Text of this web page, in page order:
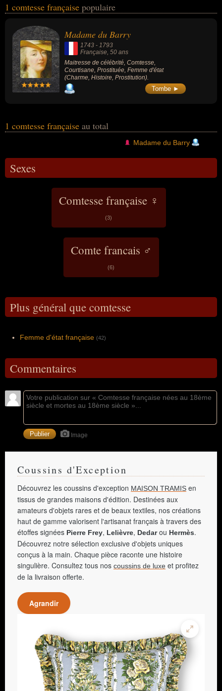
du Barry... Ces personnalités (de sexe féminin) peuvent avoir des
prostitution. Ces célébrités peuvent également avoir été maitresse
de célébrité, courtisane, prostituée ou femme d'état.
1 comtesse française populaire
Madame du Barry
1743 - 1793
Française, 50 ans
Maitresse de célébrité, Comtesse,
Courtisane, Prostituée, Femme d'état
(Charme, Histoire, Prostitution).
Tombe ►
1 comtesse française au total
Madame du Barry
Sexes
Comtesse française ♀
(3)
Comte francais ♂
(6)
Plus général que comtesse
Femme d'état française (42)
Commentaires
Image
Coussins d'Exception
Découvrez les coussins d'exception MAISON TRAMIS en
tissus de grandes maisons d'édition. Destinées aux
amateurs d'objets rares et de beaux textiles, nos créations
haut de gamme valorisent l'artisanat français à travers des
étoffes signées Pierre Frey, Lelièvre, Dedarou Hermès.
Découvrez notre sélection exclusive d'objets uniques
conçus à la main. Chaque pièce raconte une histoire
singulière. Consultez tous nos coussins de luxe et profitez
de la livraison offerte.
Agrandir